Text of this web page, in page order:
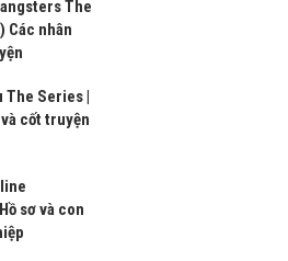
The
Các nhân
The Series |
cốt truyện
sơ và con